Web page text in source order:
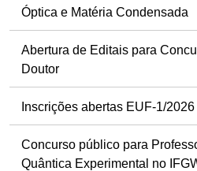
Óptica e Matéria Condensada
Abertura de Editais para
Doutor
Inscrições abertas EUF-1/2026
Concurso público para
Quântica Experimental no